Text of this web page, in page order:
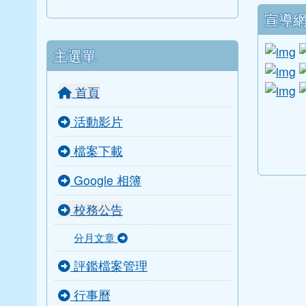
主選單
首頁
活動影片
檔案下載
Google 相簿
校務公告
分月文章
評鑑檔案管理
行事曆
下中
宣導